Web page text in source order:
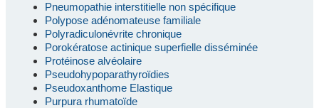
Pneumopathie interstitielle non spécifique
Polypose adénomateuse familiale
Polyradiculonévrite chronique
Porokératose actinique superfielle disséminée
Protéinose alvéolaire
Pseudohypoparathyroïdies
Pseudoxanthome Elastique
Purpura rhumatoïde